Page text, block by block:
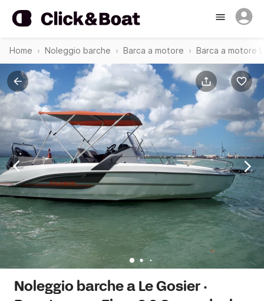
Home Noleggio barche Barca a motore Barca a motore
Noleggio barche a Le Gosier ·